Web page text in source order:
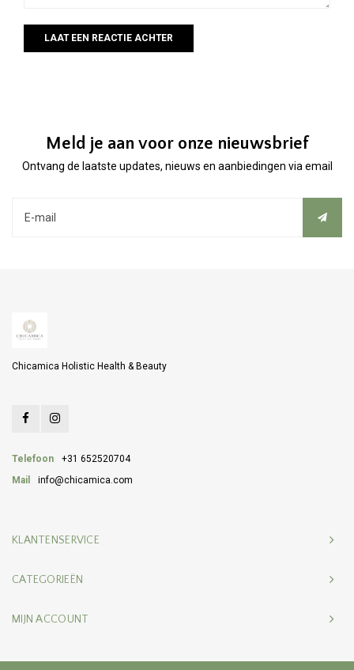
LAAT EEN REACTIE ACHTER
Meld je aan voor onze nieuwsbrief
Ontvang de laatste updates, nieuws en aanbiedingen via email
Chicamica Holistic Health & Beauty
Telefoon
+31 652520704
Mail
info@chicamica.com
KLANTENSERVICE
CATEGORIEËN
MIJN ACCOUNT